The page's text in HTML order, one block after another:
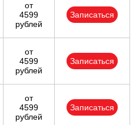
от
4599
рублей
Записаться
от
4599
рублей
Записаться
от
4599
рублей
Записаться